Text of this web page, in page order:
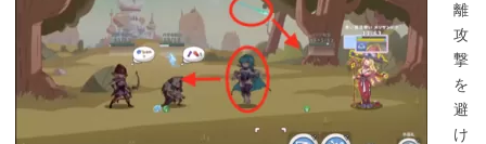
離
攻
撃
を
避
け